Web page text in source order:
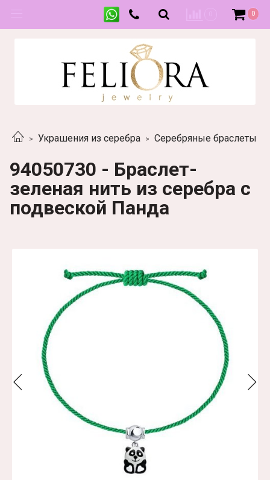
0
Украшения из серебра Серебряные браслеты
94050730 - Браслет-
зеленая нить из серебра с
подвеской Панда